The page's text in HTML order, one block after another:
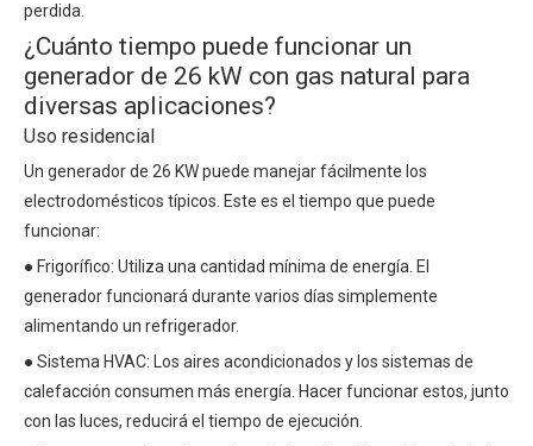
perdida.
¿Cuánto tiempo puede funcionar un
generador de 26 kW con gas natural para
diversas aplicaciones?
Uso residencial
Un generador de 26 KW puede manejar fácilmente los
electrodomésticos típicos. Este es el tiempo que puede
funcionar:
● Frigorífico: Utiliza una cantidad mínima de energía. El
generador funcionará durante varios días simplemente
alimentando un refrigerador.
● Sistema HVAC: Los aires acondicionados y los sistemas de
calefacción consumen más energía. Hacer funcionar estos, junto
con las luces, reducirá el tiempo de ejecución.